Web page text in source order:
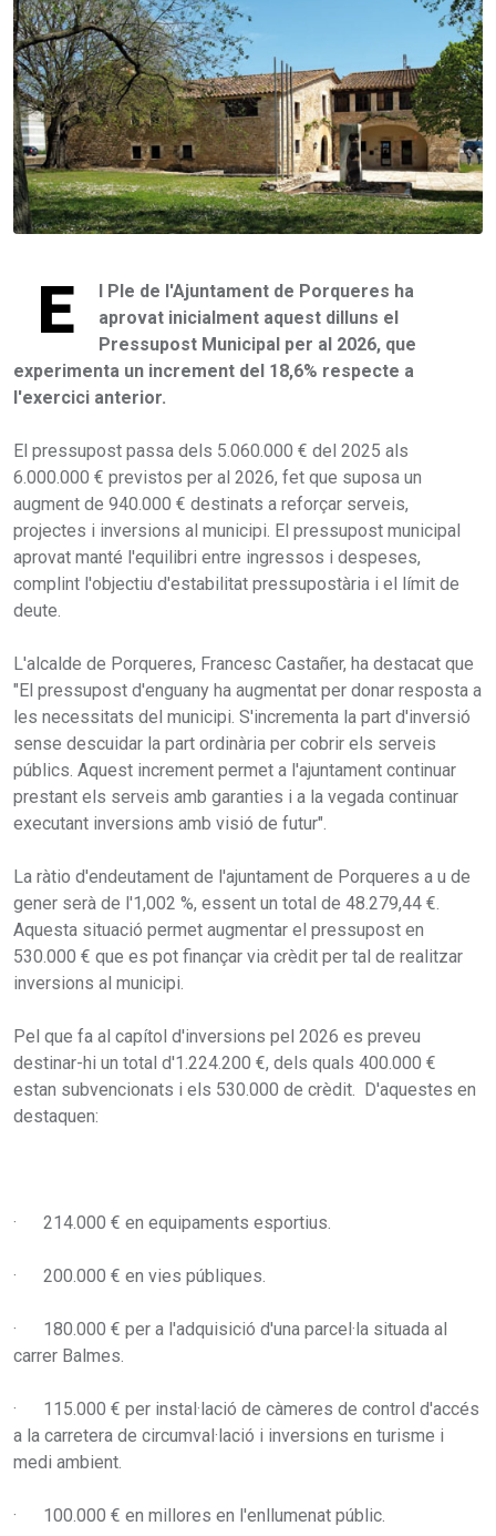
E
l Ple de l'Ajuntament de Porqueres ha
aprovat inicialment aquest dilluns el
Pressupost Municipal per al 2026, que
experimenta un increment del 18,6% respecte a
l'exercici anterior.
El pressupost passa dels 5.060.000 € del 2025 als
6.000.000 € previstos per al 2026, fet que suposa un
augment de 940.000 € destinats a reforçar serveis,
projectes i inversions al municipi. El pressupost municipal
aprovat manté l'equilibri entre ingressos i despeses,
complint l'objectiu d'estabilitat pressupostària i el límit de
deute.
L'alcalde de Porqueres, Francesc Castañer, ha destacat que
"El pressupost d'enguany ha augmentat per donar resposta a
les necessitats del municipi. S'incrementa la part d'inversió
sense descuidar la part ordinària per cobrir els serveis
públics. Aquest increment permet a l'ajuntament continuar
prestant els serveis amb garanties i a la vegada continuar
executant inversions amb visió de futur".
La ràtio d'endeutament de l'ajuntament de Porqueres a u de
gener serà de l'1,002 %, essent un total de 48.279,44 €.
Aquesta situació permet augmentar el pressupost en
530.000 € que es pot finançar via crèdit per tal de realitzar
inversions al municipi.
Pel que fa al capítol d'inversions pel 2026 es preveu
destinar-hi un total d'1.224.200 €, dels quals 400.000 €
estan subvencionats i els 530.000 de crèdit. D'aquestes en
destaquen:
· 214.000 € en equipaments esportius.
· 200.000 € en vies públiques.
· 180.000 € per a l'adquisició d'una parcel·la situada al
carrer Balmes.
· 115.000 € per instal·lació de càmeres de control d'accés
a la carretera de circumval·lació i inversions en turisme i
medi ambient.
· 100.000 € en millores en l'enllumenat públic.